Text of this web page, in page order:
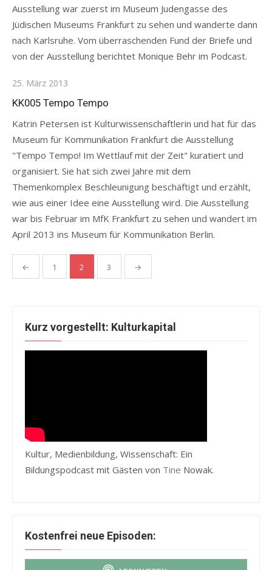
Ausstellung war zuerst im Museum Judengasse des
Jüdischen Museums Frankfurt zu sehen und wanderte dann
nach Karlsruhe. Vom überraschenden Fund der Briefe und
von der Ausstellung berichtet Monique Behr im Podcast.
Posted
on
25. März 2013
KK005 Tempo Tempo
Katrin Petersen ist Kulturwissenschaftlerin und hat für das
Museum für Kommunikation Frankfurt die Ausstellung
"Tempo Tempo! Im Wettlauf mit der Zeit" kuratiert und
organisiert. Sie hat sich zwei Jahre mit dem
Themenkomplex Beschleunigung beschäftigt und erzählt,
wie aus einer Idee eine Ausstellung wird. Die Ausstellung
war bis Februar im MfK Frankfurt zu sehen und wandert im
April 2013 ins Museum für Kommunikation Berlin.
Seitennummerierung
der
← 1 2 3 →
Kurz vorgestellt: Kulturkapital
Kultur, Medienbildung, Wissenschaft: Ein
Bildungspodcast mit Gästen von Tine Nowak.
Kostenfrei neue Episoden: